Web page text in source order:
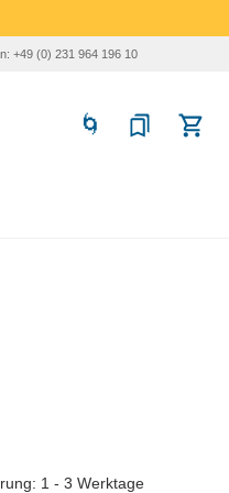
+49 (0) 231 964 196 10
1 - 3 Werktage